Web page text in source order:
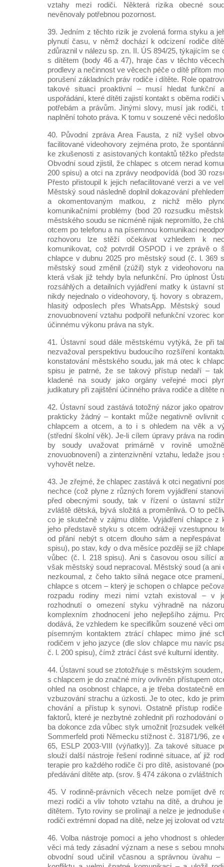
vztahy mezi rodiči. Některá rizika obecné
nevěnovaly potřebnou pozornost.
39. Jedním z těchto rizik je zvolená forma styku a
plynutí času, v němž dochází k odcizení rodiče
zdůraznil v nálezu sp. zn. II. ÚS 894/25, týkajícím se
s dítětem (body 46 a 47), hraje čas v těchto
prodlevy a nečinnost ve věcech péče o dítě přitom
porušení základních práv rodiče i dítěte. Role
takové situaci proaktivní – musí hledat funkční a
uspořádání, které dítěti zajistí kontakt s oběma rodiči
potřebám a právům. Jinými slovy, musí jak rodiči,
naplnění tohoto práva. K tomu v souzené věci
40. Původní zpráva Area Fausta, z níž vyšel
facilitované videohovory zejména proto, že
ke zkušenosti z asistovaných kontaktů těžko
Obvodní soud zjistil, že chlapec s otcem nerad
200 spisu) a otci na zprávy neodpovídá (bod 30
Přesto přistoupil k jejich nefacilitované verzi a ve
Městský soud následně doplnil dokazování
a okomentovaným matkou, z nichž mělo
komunikačními problémy (bod 20 rozsudku
městského soudu se nicméně nijak nepromítlo, že
otcem po telefonu a na písemnou komunikaci
rozhovoru lze stěží očekávat vzhledem k
komunikovat, což potvrdil OSPOD i ve zprávě o
chlapce v dubnu 2025 pro městský soud (č. l. 369
městský soud změnil (zúžil) styk z videohovoru
která však již tehdy byla nefunkční. Pro úplnost
rozsáhlých a detailních vyjádření matky k ústavní
nikdy nejednalo o videohovory, tj. hovory s
hlasitý odposlech přes WhatsApp. Městský
znovuobnovení vztahu podpořil nefunkční vzorec
účinnému výkonu práva na styk.
41. Ústavní soud dále městskému vytýká, že při
nezvažoval perspektivu budoucího rozšíření
konstatování městského soudu, jak má otec k
spisu je patrné, že se takový přístup nedaří – tak
kladené na soudy jako orgány veřejné moci
judikatury při zajištění účinného práva rodiče a dítěte
42. Ústavní soud zastává totožný názor jako
prakticky žádný – kontakt může negativně ovlivnit
chlapcem a otcem, a to i s ohledem na věk a
(střední školní věk). Je-li cílem úpravy práva na
by soudy uvažovat primárně v rovině
znovuobnovení) a zintenzivnění vztahu, ledaže jsou
vyhovět nelze.
43. Je zřejmé, že chlapec zastává k otci negativní
nechce (což plyne z různých forem vyjádření
před obecnými soudy, tak v řízení o ústavní
zvláště dětská, bývá složitá a proměnlivá. O to
co je skutečně v zájmu dítěte. Vyjádření chlapce z
jeho představě styku s otcem odrážejí vzestupnou
od přání nebýt s otcem dlouho sám a
spisu), po stav, kdy o dva měsíce později se již
vůbec (č. l. 218 spisu). Ani s časovou osou sílící
však městský soud nepracoval. Městský soud (a ani
nezkoumal, z čeho takto silná negace otce
chlapce s otcem – který je schopen o chlapce
rozpadu rodiny mezi nimi vztah existoval – v
rozhodnutí o omezení styku výhradně na
komplexním zhodnocení jeho nejlepšího zájmu.
dodává, že vzhledem ke specifikům souzené věci
písemným kontaktem ztrácí chlapec mimo jiné
rodičem v jeho jazyce (dle slov chlapce mu navíc
č. l. 200 spisu), čímž ztrácí část své kulturní identity.
44. Ústavní soud se ztotožňuje s městským
s chlapcem je do značné míry ovlivněn přístupem
ohled na osobnost chlapce, a je třeba dostatečně
vzbuzování strachu a úzkosti. Je to otec, kdo je
chování a přístup k synovi. Ostatně přístup
faktorů, které je nezbytné zohlednit při rozhodování
ba dokonce zda vůbec styk umožnit [rozsudek
Sommerfeld proti Německu stížnost č. 31871/96, ze
65, ESLP 2003-VIII (výňatky)]. Za takové situace
slouží další nástroje řešení rodinné situace, ať již
terapie pro každého rodiče či pro dítě, asistované
předávání dítěte atp. (srov. § 474 zákona o
45. V rodinně-právních věcech nelze pomíjet dvě
mezi rodiči a vliv tohoto vztahu na dítě, a druhou
dítětem. Tyto roviny se prolínají a nelze je jednoduše
rodiči extrémní dopad na dítě, nelze jej izolovat od
46. Volba nástroje pomoci a jeho vhodnost s
věci má tedy zásadní význam a nese s sebou
obvodní soud učinil včasnou a správnou úvahu